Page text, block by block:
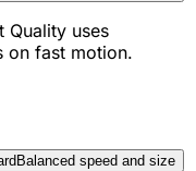
Quality uses
on fast motion.
Balanced speed and size